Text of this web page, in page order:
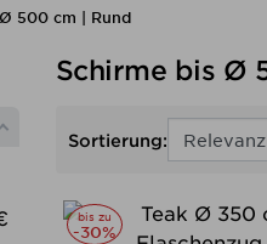
500 cm | Rund
Preis bis
Schirme bis Ø
Sortierung:
bis zu
-30%